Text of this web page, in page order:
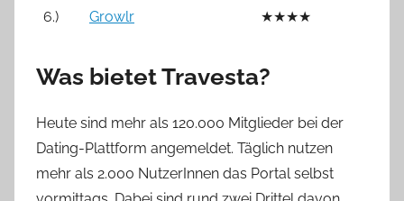
6.) Growlr ★★★★
Was bietet Travesta?
Heute sind mehr als 120.000 Mitglieder bei der
Dating-Plattform angemeldet. Täglich nutzen
mehr als 2.000 NutzerInnen das Portal selbst